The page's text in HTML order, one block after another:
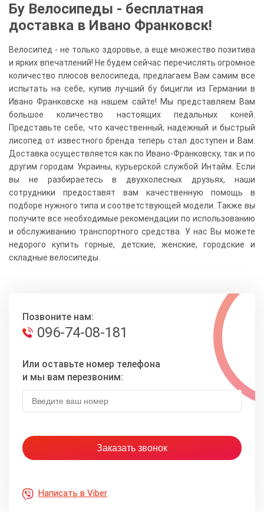
Бу Велосипеды - бесплатная
доставка в Ивано Франковск!
Велосипед - не только здоровье, а еще множество позитива
и ярких впечатлений! Не будем сейчас перечислять огромное
количество плюсов велосипеда, предлагаем Вам самим все
испытать на себе, купив лучший бу бицигли из Германии в
Ивано Франковске на нашем сайте! Мы представляем Вам
большое количество настоящих педальных коней.
Представьте себе, что качественный, надежный и быстрый
лисопед от известного бренда теперь стал доступен и Вам.
Доставка осуществляется как по Ивано-Франковску, так и по
другим городам Украины, курьерской службой Интайм. Если
вы не разбираетесь в двухколесных друзьях, наши
сотрудники предоставят вам качественную помощь в
подборе нужного типа и соответствующей модели. Также вы
получите все необходимые рекомендации по использованию
и обслуживанию транспортного средства. У нас Вы можете
недорого купить горные, детские, женские, городские и
складные велосипеды.
Позвоните нам:
096-74-08-181
Или оставьте номер телефона
и мы вам перезвоним:
Написать в Viber